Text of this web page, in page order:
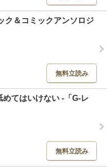
ク＆コミックアンソロジ
無料立読み
てはいけない -「G-レ
無料立読み